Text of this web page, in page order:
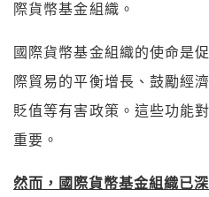
際貨幣基金組織。
國際貨幣基金組織的使命是
際貿易的平衡增長、鼓勵經
貶值等有害政策。這些功能
重要。
然而，國際貨幣基金組織已